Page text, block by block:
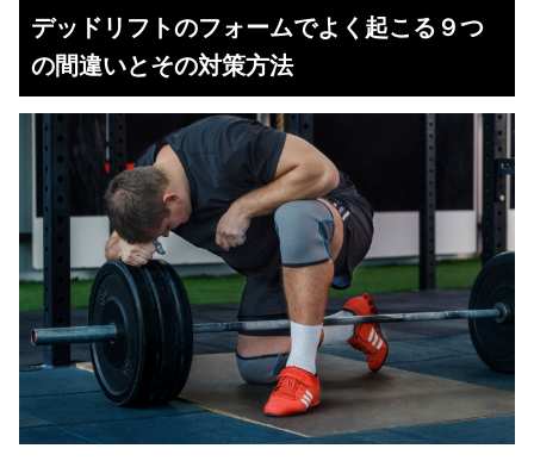
デッドリフトのフォームでよく起こる９つ
の間違いとその対策方法